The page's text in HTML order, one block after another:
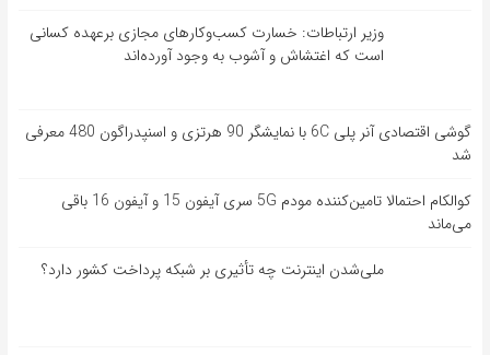
وزیر ارتباطات: خسارت کسب‌وکارهای مجازی برعهده کسانی
است که اغتشاش و آشوب به وجود آورده‌اند
گوشی اقتصادی آنر پلی 6C با نمایشگر 90 هرتزی و اسنپدراگون 480 معرفی
شد
کوالکام احتمالا تامین‌کننده مودم 5G سری آیفون 15 و آیفون 16 باقی
می‌ماند
ملی‌شدن اینترنت چه تأثیری بر شبکه پرداخت کشور دارد؟